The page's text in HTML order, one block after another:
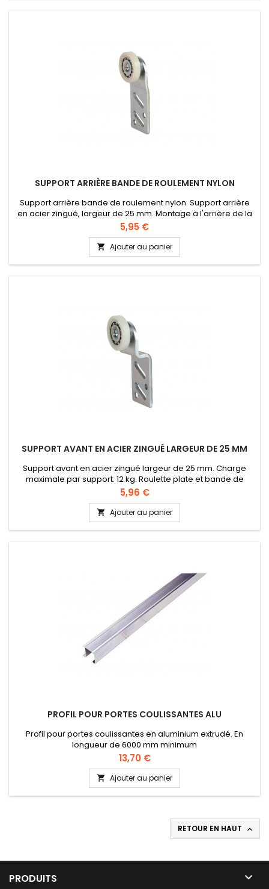
SUPPORT ARRIÈRE BANDE DE ROULEMENT NYLON
Support arrière bande de roulement nylon. Support arrière
en acier zingué, largeur de 25 mm. Montage à l'arrière de la
porte coulissante extérieure. Charge maximale par support:
12 kg. Roulette plate et bande de roulement en nylon,
équipée de roulements à billes.
Prix
5,95 €
 Ajouter au panier
SUPPORT AVANT EN ACIER ZINGUÉ LARGEUR DE 25 MM
Support avant en acier zingué largeur de 25 mm. Charge
maximale par support: 12 kg. Roulette plate et bande de
roulement en nylon, équipée de roulements à billes
Prix
5,96 €
 Ajouter au panier
PROFIL POUR PORTES COULISSANTES ALU
Profil pour portes coulissantes en aluminium extrudé. En
longueur de 6000 mm minimum
Prix
13,70 €
 Ajouter au panier
RETOUR EN HAUT 
PRODUITS 